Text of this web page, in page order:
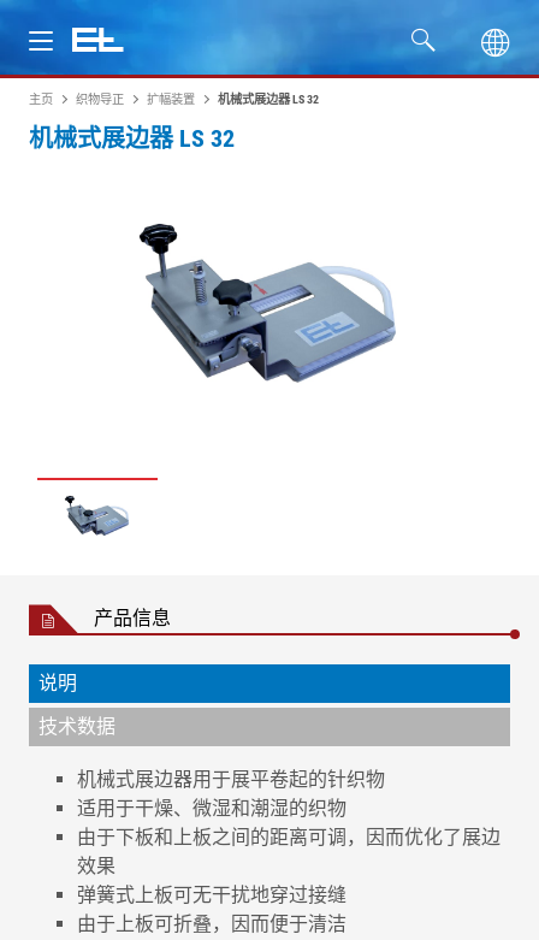
产品
主页 织物导正 扩幅装置 机械式展边器 LS 32
机械式展边器 LS 32
产品信息
说明
技术数据
机械式展边器用于展平卷起的针织物
适用于干燥、微湿和潮湿的织物
由于下板和上板之间的距离可调，因而优化了展边
效果
弹簧式上板可无干扰地穿过接缝
由于上板可折叠，因而便于清洁